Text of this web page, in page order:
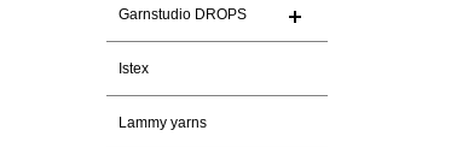
Garnstudio DROPS
Istex
Lammy yarns